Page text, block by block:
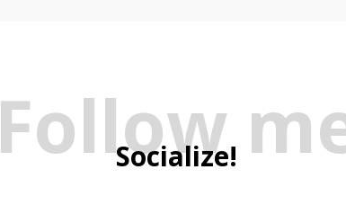
Follow
Socialize!